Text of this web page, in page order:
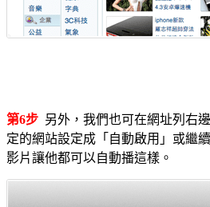
第6步 另外，我們也可在網址列右
定的網站設定成「自動啟用」或繼
影片讓他都可以自動播這樣。